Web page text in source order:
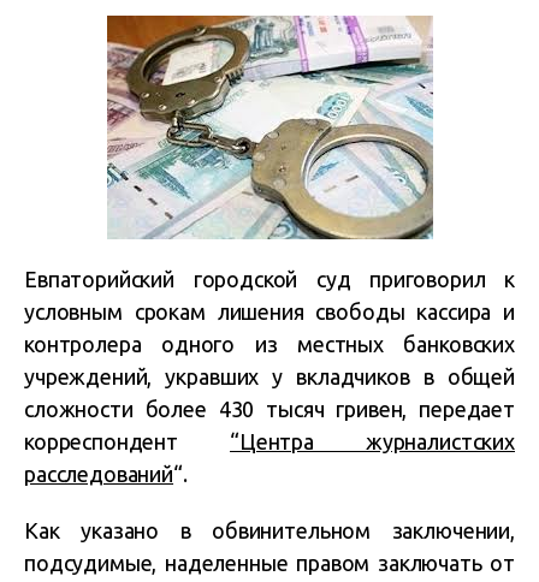
Евпаторийский городской суд приговорил к
условным срокам лишения свободы кассира и
контролера одного из местных банковских
учреждений, укравших у вкладчиков в общей
сложности более 430 тысяч гривен, передает
корреспондент “Центра журналистских
расследований“.
Как указано в обвинительном заключении,
подсудимые, наделенные правом заключать от